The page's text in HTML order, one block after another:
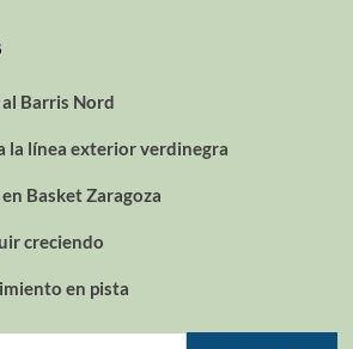
Barris Nord
la línea exterior verdinegra
Basket Zaragoza
creciendo
en pista